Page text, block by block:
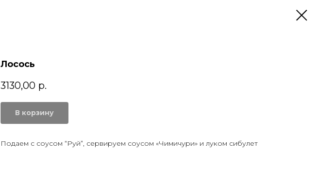
Лосось
3130,00 р.
В корзину
Подаем с соусом “Руй”, сервируем соусом «Чимичури» и луком сибулет